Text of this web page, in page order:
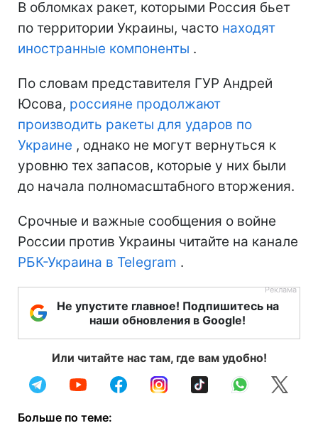
В обломках ракет, которыми Россия бьет
по территории Украины, часто находят
иностранные компоненты .
По словам представителя ГУР Андрей
Юсова, россияне продолжают
производить ракеты для ударов по
Украине , однако не могут вернуться к
уровню тех запасов, которые у них были
до начала полномасштабного вторжения.
Срочные и важные сообщения о войне
России против Украины читайте на канале
РБК-Украина в Telegram .
Не упустите главное! Подпишитесь на
наши обновления в Google!
Или читайте нас там, где вам удобно!
Больше по теме: